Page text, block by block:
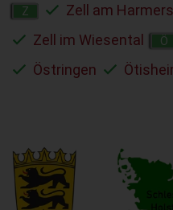
Z
Zell am
Zell im Wiesental
Ö
Östringen